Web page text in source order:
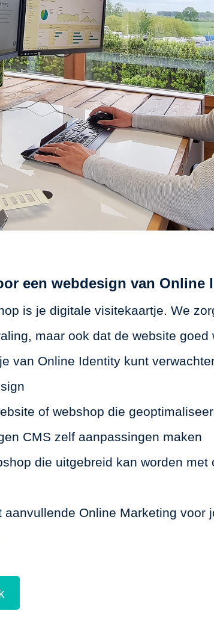
een webdesign van
is je digitale visitekaartje. We
maar ook dat de website goed
van Online Identity kunt
of webshop die
CMS zelf aanpassingen maken
die uitgebreid kan worden met
aanvullende Online Marketing voor